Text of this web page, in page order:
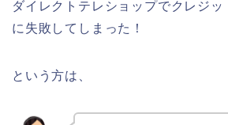
ダイレクトテレショップでクレジッ
に失敗してしまった！
という方は、